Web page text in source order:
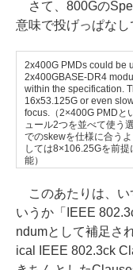
さて、800Gの
意味で投げっぱなし
2x400G PMDs could be
2x400GBASE-DR4
within the specification.
16x53.125G or even
focus.（2×400G PMDと
ュール2つを並べて使う
でのskewを仕様に合う
しては8×106.25Gを前
能）
このあたりは、い
いうか「IEEE
ndumとして補足さ
ical IEEE 802.3ck